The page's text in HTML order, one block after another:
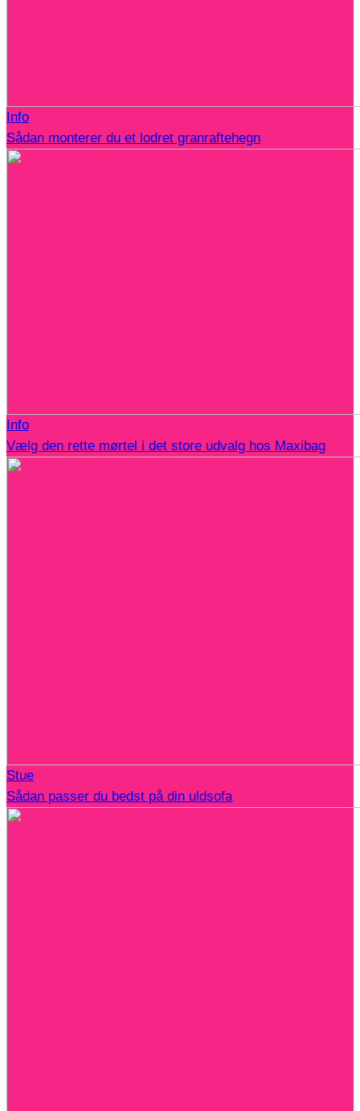
Info
Sådan monterer du et lodret granraftehegn
Info
Vælg den rette mørtel i det store udvalg hos Maxibag
Stue
Sådan passer du bedst på din uldsofa